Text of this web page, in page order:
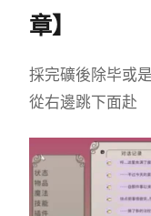
章】
採完礦後除毕或
從右邊跳下面赴